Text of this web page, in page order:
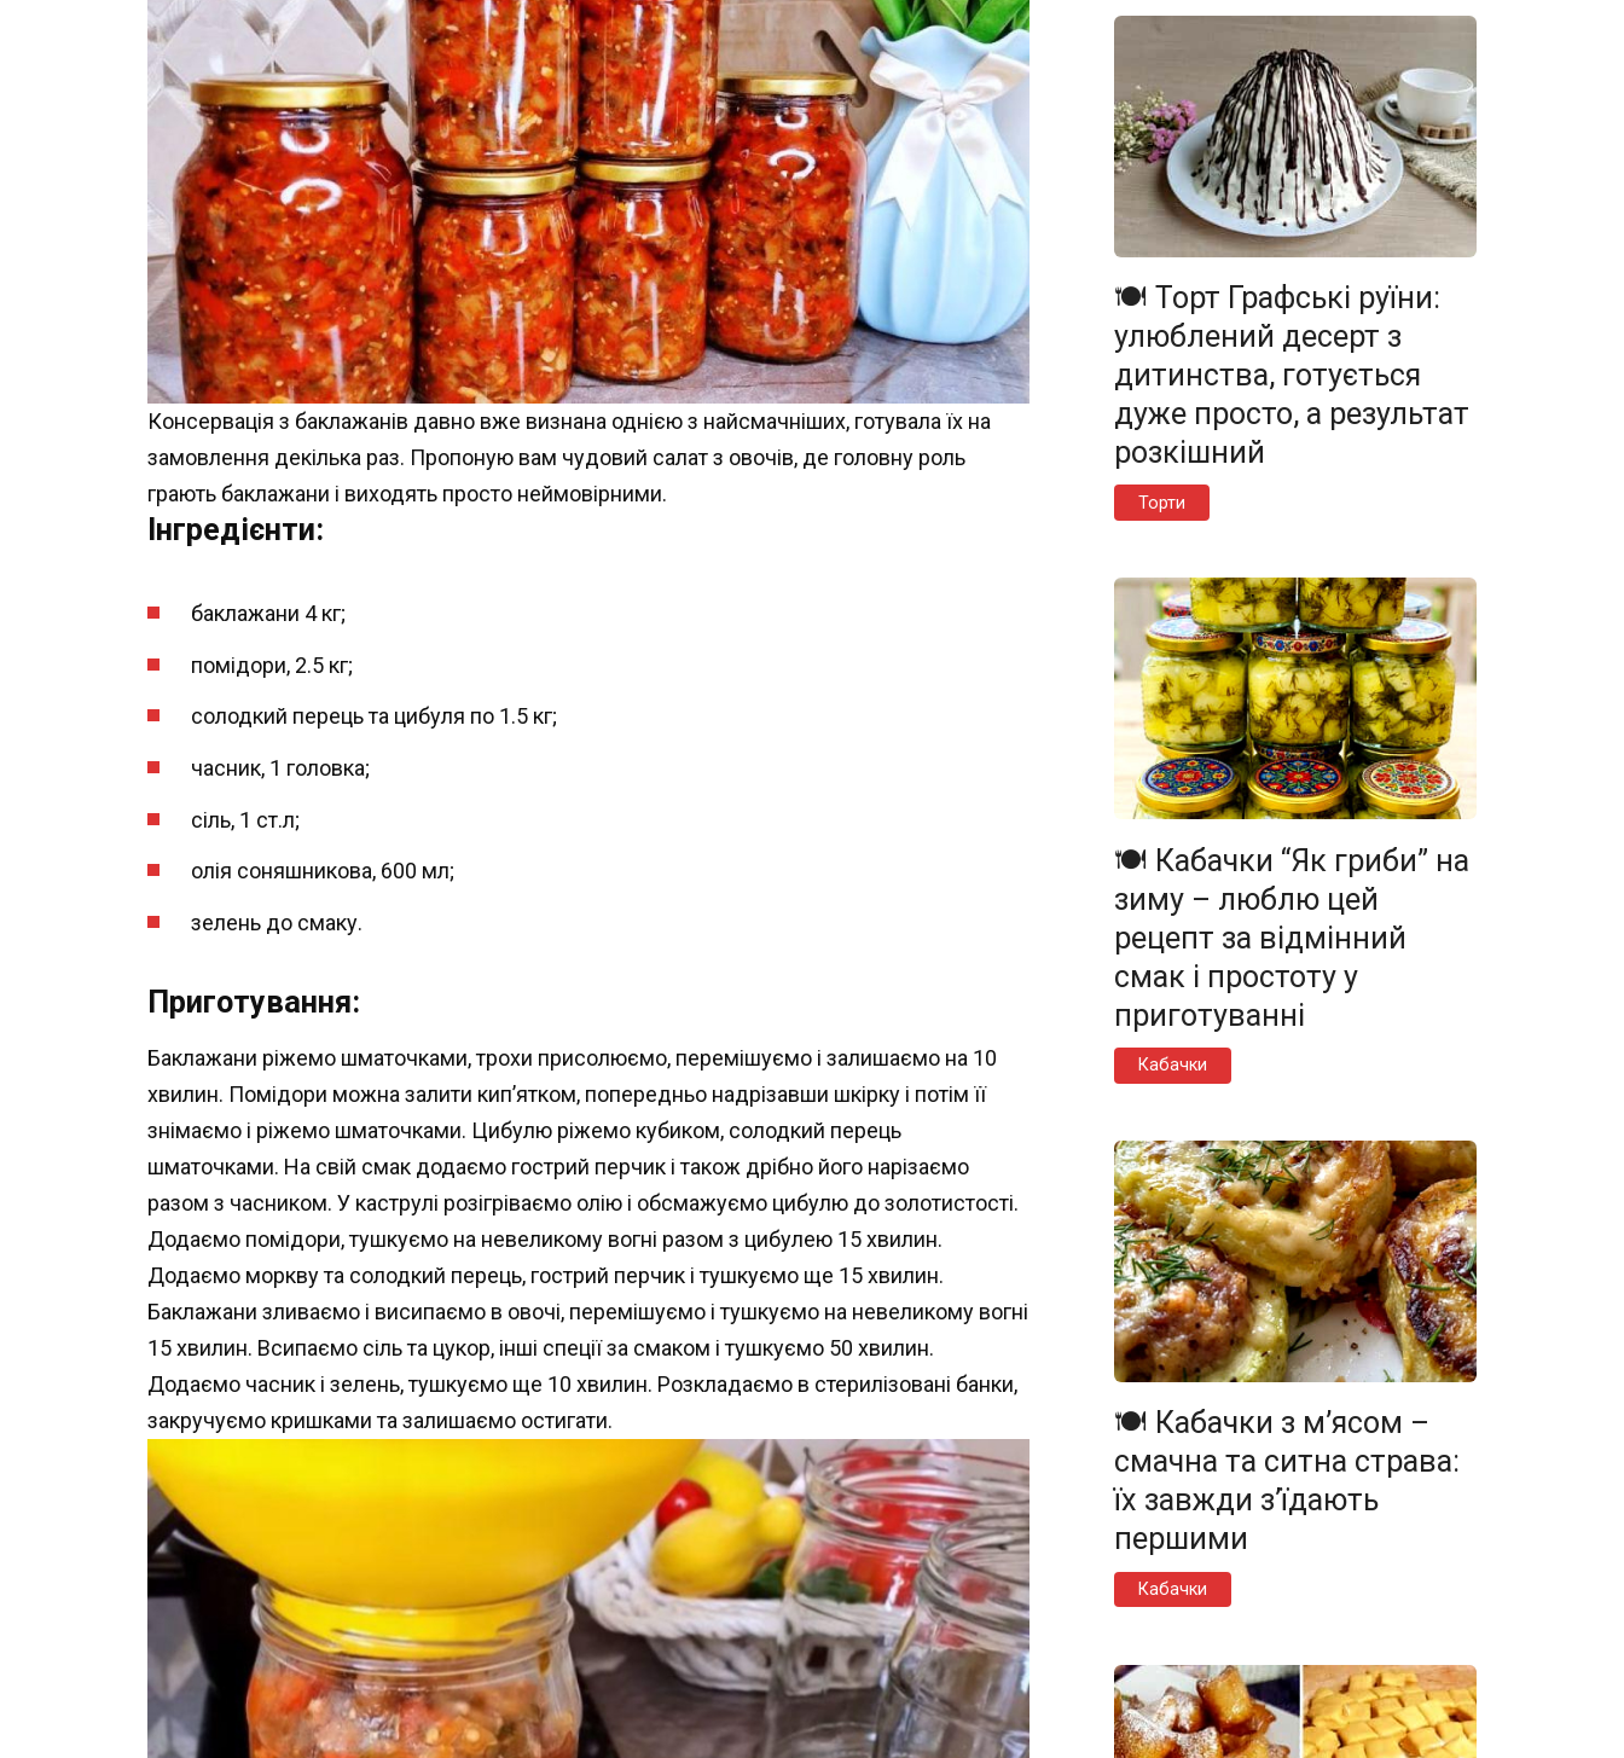
Консервація з баклажанів давно вже визнана однією з найсмачніших, готувала їх на
замовлення декілька раз. Пропоную вам чудовий салат з овочів, де головну роль
грають баклажани і виходять просто неймовірними.
Інгредієнти:
баклажани 4 кг;
помідори, 2.5 кг;
солодкий перець та цибуля по 1.5 кг;
часник, 1 головка;
сіль, 1 ст.л;
олія соняшникова, 600 мл;
зелень до смаку.
Приготування:
Баклажани ріжемо шматочками, трохи присолюємо, перемішуємо і залишаємо на 10
хвилин. Помідори можна залити кип’ятком, попередньо надрізавши шкірку і потім її
знімаємо і ріжемо шматочками. Цибулю ріжемо кубиком, солодкий перець
шматочками. На свій смак додаємо гострий перчик і також дрібно його нарізаємо
разом з часником. У каструлі розігріваємо олію і обсмажуємо цибулю до золотистості.
Додаємо помідори, тушкуємо на невеликому вогні разом з цибулею 15 хвилин.
Додаємо моркву та солодкий перець, гострий перчик і тушкуємо ще 15 хвилин.
Баклажани зливаємо і висипаємо в овочі, перемішуємо і тушкуємо на невеликому вогні
15 хвилин. Всипаємо сіль та цукор, інші спеції за смаком і тушкуємо 50 хвилин.
Додаємо часник і зелень, тушкуємо ще 10 хвилин. Розкладаємо в стерилізовані банки,
закручуємо кришками та залишаємо остигати.
🍽️ Торт Графські руїни:
улюблений десерт з
дитинства, готується
дуже просто, а результат
розкішний
Торти
🍽️ Кабачки “Як гриби” на
зиму – люблю цей
рецепт за відмінний
смак і простоту у
приготуванні
Кабачки
🍽️ Кабачки з м’ясом –
смачна та ситна страва:
їх завжди з’їдають
першими
Кабачки